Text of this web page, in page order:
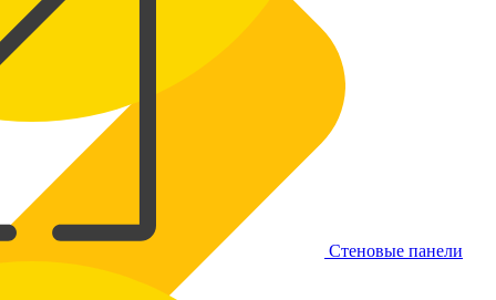
Стеновые панели